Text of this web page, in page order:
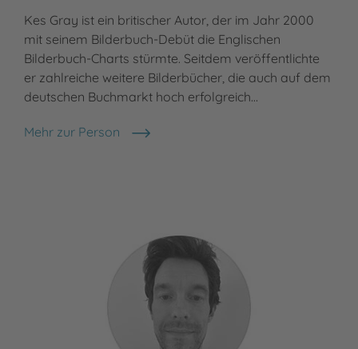
Kes Gray ist ein britischer Autor, der im Jahr 2000
mit seinem Bilderbuch-Debüt die Englischen
Bilderbuch-Charts stürmte. Seitdem veröffentlichte
er zahlreiche weitere Bilderbücher, die auch auf dem
deutschen Buchmarkt hoch erfolgreich…
Mehr zur Person
Kes Gray